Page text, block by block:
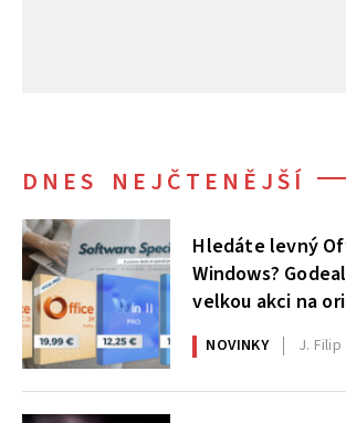
DNES NEJČTENĚJŠÍ
Hledáte levný
Windows?
velkou akci na
NOVINKY J. Filip